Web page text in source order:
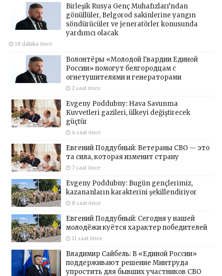
Birleşik Rusya Genç Muhafızları’ndan
gönüllüler, Belgorod sakinlerine yangın
söndürücüler ve jeneratörler konusunda
yardımcı olacak
18 dakika önce
Волонтёры «Молодой Гвардии Единой
России» помогут белгородцам с
огнетушителями и генераторами
2 saat önce
Evgeny Poddubny: Hava Savunma
Kuvvetleri gazileri, ülkeyi değiştirecek
güçtür
4 saat önce
Евгений Поддубный: Ветераны СВО — это
та сила, которая изменит страну
7 saat önce
Evgeny Poddubny: Bugün gençlerimiz,
kazananların karakterini şekillendiriyor
8 saat önce
Евгений Поддубный: Сегодня у нашей
молодёжи куётся характер победителей
11 saat önce
Владимир Сайбель: В «Единой России»
поддерживают решение Минтруда
упростить для бывших участников СВО